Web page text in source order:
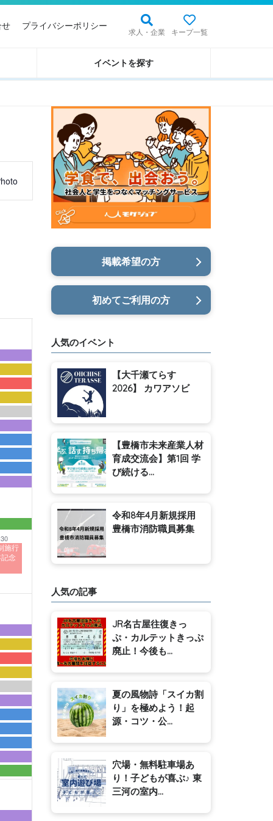
求人・企業 キープ一覧
せ プライバシーポリシー
イベントを探す
施行
念
掲載希望の方
初めてご利用の方
人気のイベント
【大千瀬てらす
2026】 カワアソビ
【豊橋市未来産業人材
育成交流会】第1回 学
び続ける...
令和8年4月新規採用
豊橋市消防職員募集
人気の記事
JR名古屋往復きっ
ぷ・カルテットきっぷ
廃止！今後も...
夏の風物詩「スイカ割
り」を極めよう！起
源・コツ・公...
穴場・無料駐車場あ
り！子どもが喜ぶ♪ 東
三河の室内...